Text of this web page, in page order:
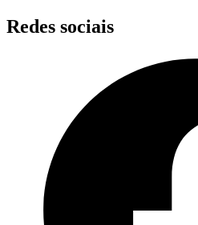
Skip
to
Redes sociais